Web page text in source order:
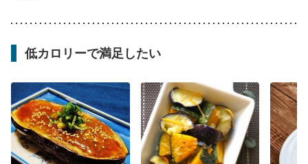
低カロリーで満足したい